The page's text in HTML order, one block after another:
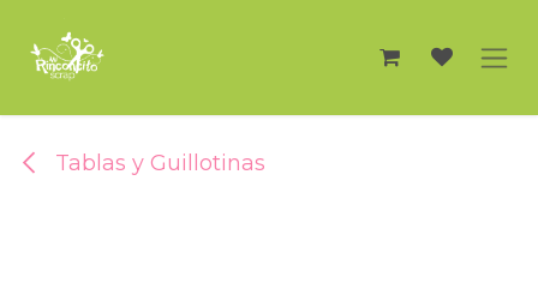
Tablas y Guillotinas